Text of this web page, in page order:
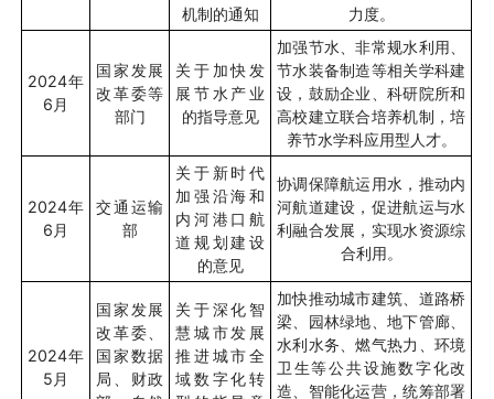
机制的通知
力度。
2024年
6 月
国家发展
改革委等
部门
关于加快发
展节水产业
的指导意见
加强节水、非常规水利用、
节水装备制造等相关学科建
设，鼓励企业、科研院所和
高校建立联合培养机制，培
养节水学科应用型人才。
2024年
6 月
交通运输
部
关于新时代
加强沿海和
内河港口航
道规划建设
的意见
协调保障航运用水，推动内
河航道建设，促进航运与水
利融合发展，实现水资源综
合利用。
2024年
5 月
国家发展
改革委、
国家数据
局、财政
关于深化智
慧城市发展
推进城市全
域数字化转
加快推动城市建筑、道路桥
梁、园林绿地、地下管廊、
水利水务、燃气热力、环境
卫生等公共设施数字化改
造、智能化运营，统筹部署